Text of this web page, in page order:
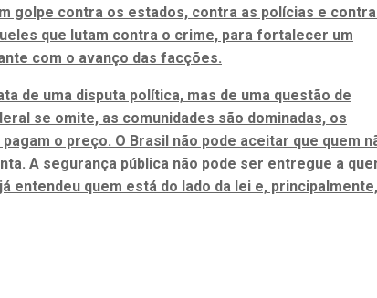
golpe contra os estados, contra as polícias e
que lutam contra o crime, para fortalecer um
com o avanço das facções.
de uma disputa política, mas de uma questão de
se omite, as comunidades são dominadas, os
o preço. O Brasil não pode aceitar que quem
A segurança pública não pode ser entregue a
entendeu quem está do lado da lei e, principalmente,